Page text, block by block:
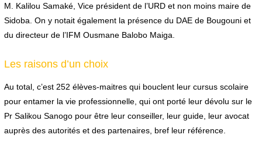
M. Kalilou Samaké, Vice président de l’URD et non moins maire de
Sidoba. On y notait également la présence du DAE de Bougouni et
du directeur de l’IFM Ousmane Balobo Maiga.
Les raisons d’un choix
Au total, c’est 252 élèves-maitres qui bouclent leur cursus scolaire
pour entamer la vie professionnelle, qui ont porté leur dévolu sur le
Pr Salikou Sanogo pour être leur conseiller, leur guide, leur avocat
auprès des autorités et des partenaires, bref leur référence.